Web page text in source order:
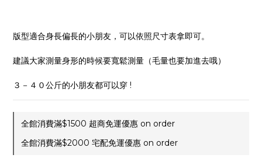
版型適合身長偏長的小朋友，可以依照尺寸表拿即可。
建議大家測量身形的時候要寬鬆測量（毛量也要加進去哦）
３－４０公斤的小朋友都可以穿 !
全館消費滿$1500 超商免運優惠 on order
全館消費滿$2000 宅配免運優惠 on order